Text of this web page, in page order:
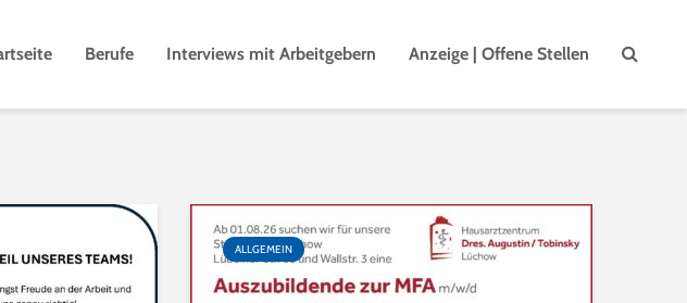
Berufe Interviews mit Arbeitgebern Anzeige | Offene Stellen
ALLGEMEIN